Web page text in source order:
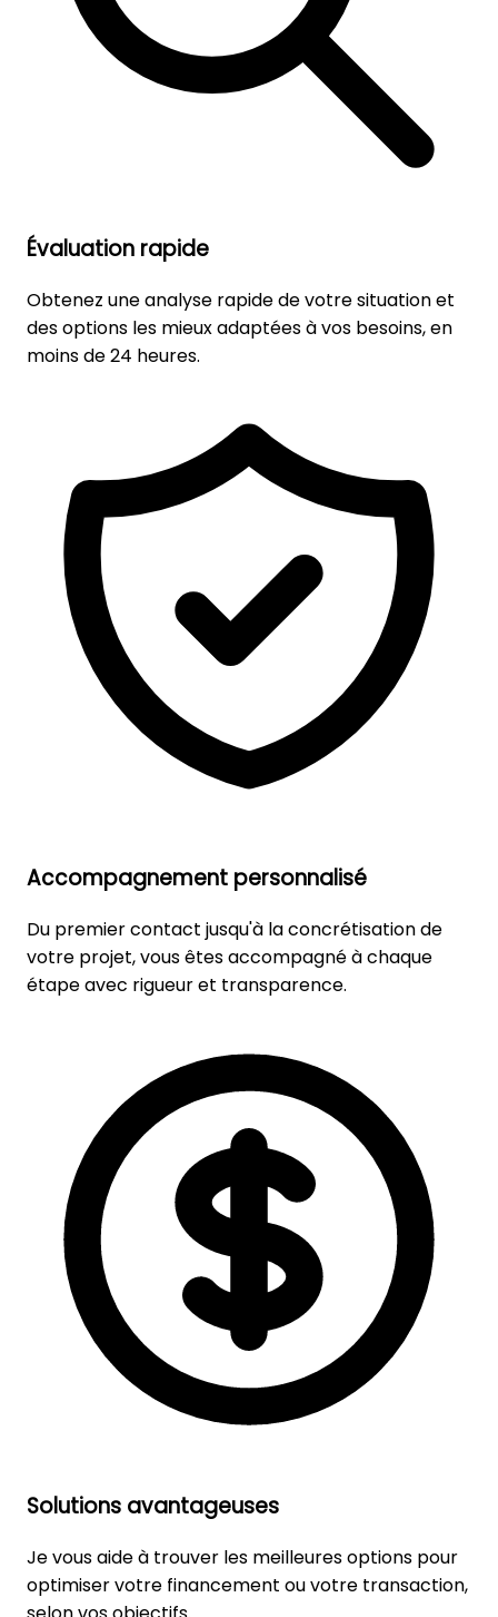
Évaluation rapide
Obtenez une analyse rapide de votre situation et
des options les mieux adaptées à vos besoins, en
moins de 24 heures.
Accompagnement personnalisé
Du premier contact jusqu'à la concrétisation de
votre projet, vous êtes accompagné à chaque
étape avec rigueur et transparence.
Solutions avantageuses
Je vous aide à trouver les meilleures options pour
optimiser votre financement ou votre transaction,